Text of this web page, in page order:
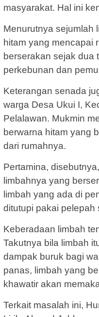
masyarakat. Hal ini
Menurutnya sejumlah
hitam yang mencapai
berserakan sejak dua
perkebunan dan
Keterangan senada
warga Desa Ukui I,
Pelalawan. Mukmin
berwarna hitam yang
dari rumahnya.
Pertamina,
limbahnya yang
limbah yang ada di
ditutupi pakai pelepah
Keberadaan limbah
Takutnya bila limbah
dampak buruk bagi
panas, limbah yang
khawatir akan
Terkait masalah ini,